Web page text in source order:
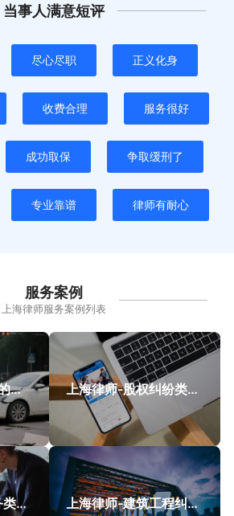
当事人满意短评
尽心尽职 正义化身
收费合理 服务很好
成功取保 争取缓刑了
专业靠谱 律师有耐心
服务案例
上海律师服务案例列表
醉驾律师无罪辩护的成功案例 上海律师-股权纠纷类案件案例
上海律师-涉外业务类案件案例 上海律师-建筑工程纠纷类案件案例